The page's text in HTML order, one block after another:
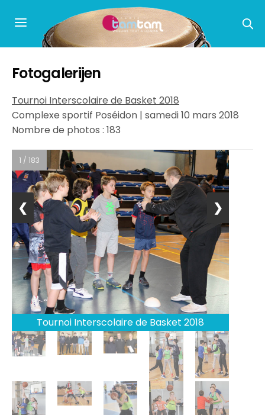
Fotogalerijen
Tournoi Interscolaire de Basket 2018
Complexe sportif Poséidon | samedi 10 mars 2018
Nombre de photos : 183
1 / 183
❮ ❯
Tournoi Interscolaire de Basket 2018